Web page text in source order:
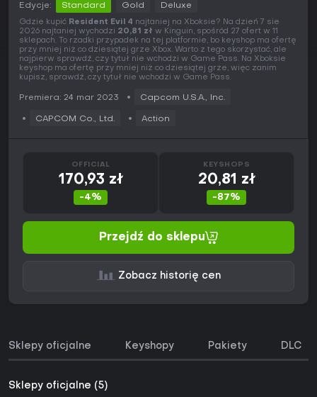
Edycje: Standard Gold Deluxe
Gdzie kupić Resident Evil 4 najtaniej na Xboksie? Na dzień 7 sie
2026 najtaniej wychodzi 20,81 zł w Kinguin, spośród 27 ofert w 11
sklepach. To rzadki przypadek na tej platformie, bo keyshop ma ofertę
przy mniej niż co dziesiątej grze Xbox. Warto z tego skorzystać, ale
najpierw sprawdź, czy tytuł nie wchodzi w Game Pass. Na Xboksie
keyshop ma ofertę przy mniej niż co dziesiątej grze, więc zanim
kupisz, sprawdź, czy tytuł nie wchodzi w Game Pass.
Premiera: 24 mar 2023 Capcom U.S.A., Inc.
CAPCOM Co., Ltd. Action
OFFICIAL
170,93 zł
-4%
KEYSHOPS
20,81 zł
-87%
Przejdź do sklepu
Zobacz historię cen
Sklepy oficjalne Keyshopy Pakiety DLC
Sklepy oficjalne (5)